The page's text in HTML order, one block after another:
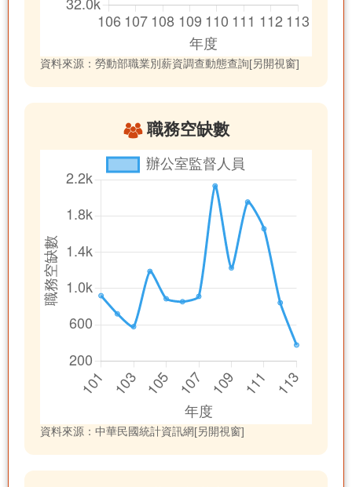
資料來源：勞動部職業別薪資調查動態查詢[另開視窗]
職務空缺數
資料來源：中華民國統計資訊網[另開視窗]